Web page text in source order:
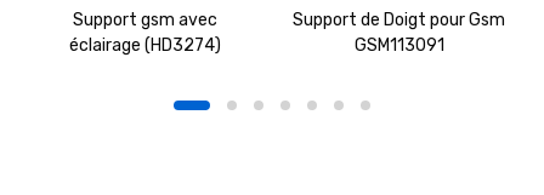
Support gsm avec
éclairage (HD3274)
Support de Doigt pour Gsm
GSM113091